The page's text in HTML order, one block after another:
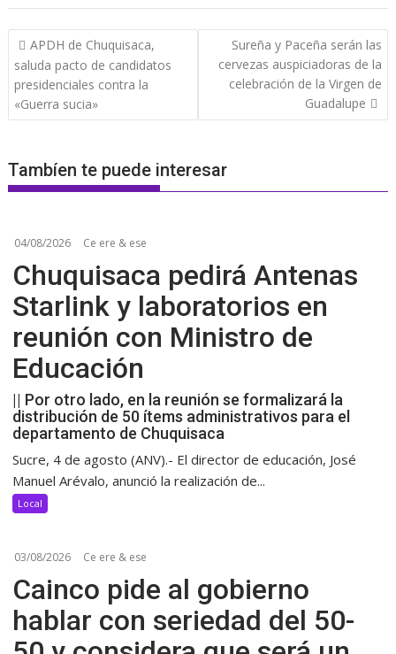
Navegación
de
entradas
APDH de Chuquisaca,
saluda pacto de candidatos
presidenciales contra la
«Guerra sucia»
Sureña y Paceña serán las
cervezas auspiciadoras de la
celebración de la Virgen de
Guadalupe
Tambíen te puede interesar
04/08/2026 Ce ere & ese
Chuquisaca pedirá Antenas
Starlink y laboratorios en
reunión con Ministro de
Educación
|| Por otro lado, en la reunión se formalizará la
distribución de 50 ítems administrativos para el
departamento de Chuquisaca
Sucre, 4 de agosto (ANV).- El director de educación, José
Manuel Arévalo, anunció la realización de...
Local
03/08/2026 Ce ere & ese
Cainco pide al gobierno
hablar con seriedad del 50-